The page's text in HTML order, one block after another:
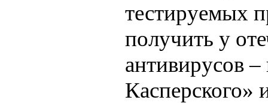
тестируемых
получить у
антивирусов
Касперского»